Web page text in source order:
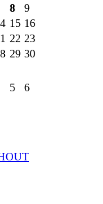
8
9
15 16
22 23
29 30
5 6